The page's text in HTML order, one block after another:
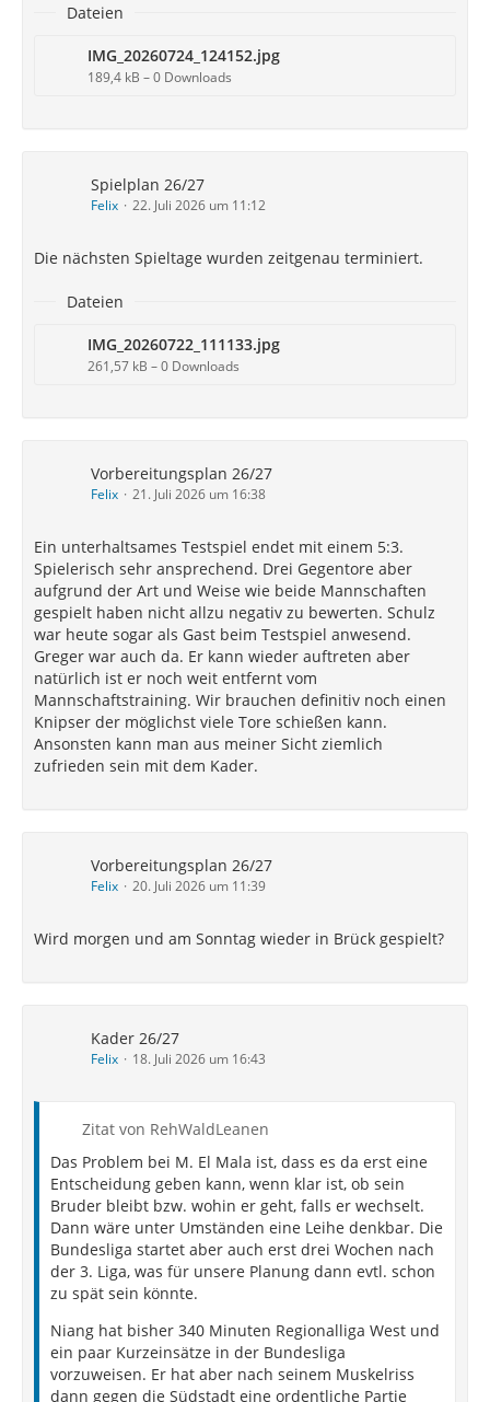
Dateien
IMG_20260724_124152.jpg
189,4 kB – 0 Downloads
Spielplan 26/27
Felix 22. Juli 2026 um 11:12
Die nächsten Spieltage wurden zeitgenau terminiert.
Dateien
IMG_20260722_111133.jpg
261,57 kB – 0 Downloads
Vorbereitungsplan 26/27
Felix 21. Juli 2026 um 16:38
Ein unterhaltsames Testspiel endet mit einem 5:3.
Spielerisch sehr ansprechend. Drei Gegentore aber
aufgrund der Art und Weise wie beide Mannschaften
gespielt haben nicht allzu negativ zu bewerten. Schulz
war heute sogar als Gast beim Testspiel anwesend.
Greger war auch da. Er kann wieder auftreten aber
natürlich ist er noch weit entfernt vom
Mannschaftstraining. Wir brauchen definitiv noch einen
Knipser der möglichst viele Tore schießen kann.
Ansonsten kann man aus meiner Sicht ziemlich
zufrieden sein mit dem Kader.
Vorbereitungsplan 26/27
Felix 20. Juli 2026 um 11:39
Wird morgen und am Sonntag wieder in Brück gespielt?
Kader 26/27
Felix 18. Juli 2026 um 16:43
Zitat von RehWaldLeanen
Das Problem bei M. El Mala ist, dass es da erst eine
Entscheidung geben kann, wenn klar ist, ob sein
Bruder bleibt bzw. wohin er geht, falls er wechselt.
Dann wäre unter Umständen eine Leihe denkbar. Die
Bundesliga startet aber auch erst drei Wochen nach
der 3. Liga, was für unsere Planung dann evtl. schon
zu spät sein könnte.
Niang hat bisher 340 Minuten Regionalliga West und
ein paar Kurzeinsätze in der Bundesliga
vorzuweisen. Er hat aber nach seinem Muskelriss
dann gegen die Südstadt eine ordentliche Partie